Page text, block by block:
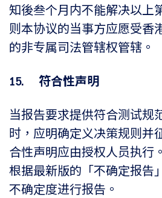
知後叁个月内不能解决以上
则本协议的当事方应愿受香
的非专属司法管辖权管辖。
15. 符合性声明
当报告要求提供符合测试规
时，应明确定义决策规则并
合性声明应由授权人员执行
根据最新版的「不确定报告
不确定度进行报告。